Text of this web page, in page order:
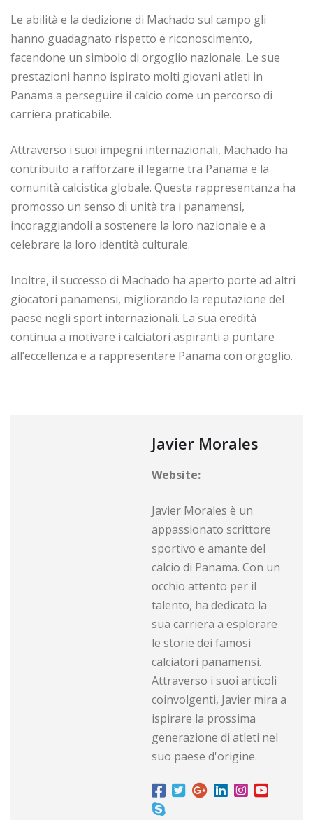
Le abilità e la dedizione di Machado sul campo gli
hanno guadagnato rispetto e riconoscimento,
facendone un simbolo di orgoglio nazionale. Le sue
prestazioni hanno ispirato molti giovani atleti in
Panama a perseguire il calcio come un percorso di
carriera praticabile.
Attraverso i suoi impegni internazionali, Machado ha
contribuito a rafforzare il legame tra Panama e la
comunità calcistica globale. Questa rappresentanza ha
promosso un senso di unità tra i panamensi,
incoraggiandoli a sostenere la loro nazionale e a
celebrare la loro identità culturale.
Inoltre, il successo di Machado ha aperto porte ad altri
giocatori panamensi, migliorando la reputazione del
paese negli sport internazionali. La sua eredità
continua a motivare i calciatori aspiranti a puntare
all’eccellenza e a rappresentare Panama con orgoglio.
Javier Morales
Website:
Javier Morales è un
appassionato scrittore
sportivo e amante del
calcio di Panama. Con un
occhio attento per il
talento, ha dedicato la
sua carriera a esplorare
le storie dei famosi
calciatori panamensi.
Attraverso i suoi articoli
coinvolgenti, Javier mira a
ispirare la prossima
generazione di atleti nel
suo paese d'origine.